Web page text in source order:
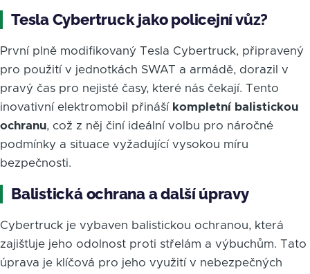
Tesla Cybertruck jako policejní vůz?
První plně modifikovaný Tesla Cybertruck, připravený
pro použití v jednotkách SWAT a armádě, dorazil v
pravý čas pro nejisté časy, které nás čekají. Tento
inovativní elektromobil přináší kompletní balistickou
ochranu, což z něj činí ideální volbu pro náročné
podmínky a situace vyžadující vysokou míru
bezpečnosti.
Balistická ochrana a další úpravy
Cybertruck je vybaven balistickou ochranou, která
zajišťuje jeho odolnost proti střelám a výbuchům. Tato
úprava je klíčová pro jeho využití v nebezpečných